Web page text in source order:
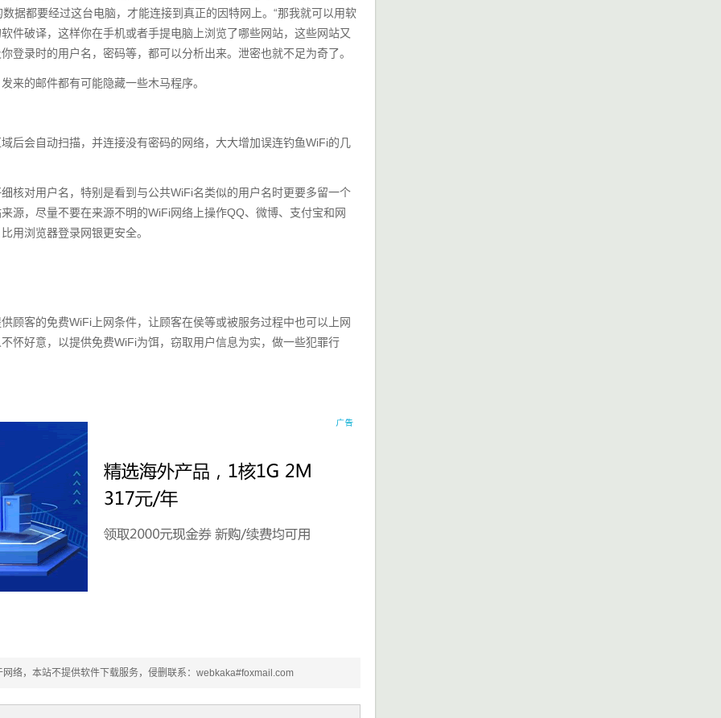
据都要经过这台电脑，才能连接到真正的因特网上。“那我就可以用软
件破译，这样你在手机或者手提电脑上浏览了哪些网站，这些网站又
登录时的用户名，密码等，都可以分析出来。泄密也就不足为奇了。
来的邮件都有可能隐藏一些木马程序。
后会自动扫描，并连接没有密码的网络，大大增加误连钓鱼WiFi的几
核对用户名，特别是看到与公共WiFi名类似的用户名时更要多留一个
源，尽量不要在来源不明的WiFi网络上操作QQ、微博、支付宝和网
用浏览器登录网银更安全。
顾客的免费WiFi上网条件，让顾客在侯等或被服务过程中也可以上网
怀好意，以提供免费WiFi为饵，窃取用户信息为实，做一些犯罪行
络，本站不提供软件下载服务，侵删联系：webkaka#foxmail.com